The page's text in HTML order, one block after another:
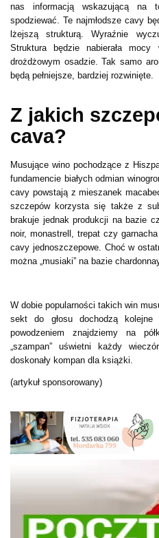
nas informacją wskazującą na
spodziewać. Te najmłodsze cavy
lżejszą strukturą. Wyraźnie
Struktura będzie nabierała
drożdżowym osadzie. Tak samo
będą pełniejsze, bardziej rozwinięte.
Z jakich
cava?
Musujące wino pochodzące z
fundamencie białych odmian
cavy powstają z mieszanek
szczepów korzysta się także z
brakuje jednak produkcji na bazie
noir, monastrell, trepat czy
cavy jednoszczepowe. Choć w
można „musiaki” na bazie
W dobie popularności takich win
sekt do głosu dochodzą
powodzeniem znajdziemy na
„szampan” uświetni każdy
doskonały kompan dla książki.
(artykuł sponsorowany)